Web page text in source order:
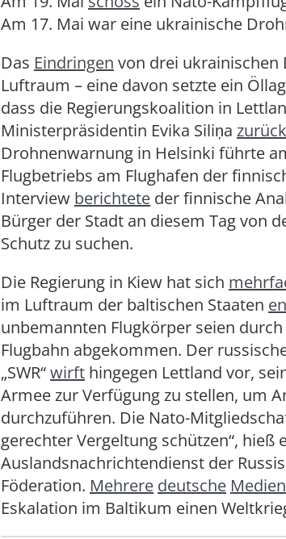
Am 17. Mai war eine ukrainische
Das Eindringen von drei ukrainischen
Luftraum – eine davon setzte ein
dass die Regierungskoalition in
Ministerpräsidentin Evika Siliņa
Drohnenwarnung in Helsinki führte
Flugbetriebs am Flughafen der
Interview berichtete der finnische
Bürger der Stadt an diesem Tag von
Schutz zu suchen.
Die Regierung in Kiew hat sich
im Luftraum der baltischen Staaten
unbemannten Flugkörper seien
Flugbahn abgekommen. Der
„SWR“wirft hingegen Lettland vor,
Armee zur Verfügung zu stellen, um
durchzuführen. Die Nato-
gerechter Vergeltung schützen“, hieß
Auslandsnachrichtendienst der
Föderation. Mehrere deutsche Medien
Eskalation im Baltikum einen